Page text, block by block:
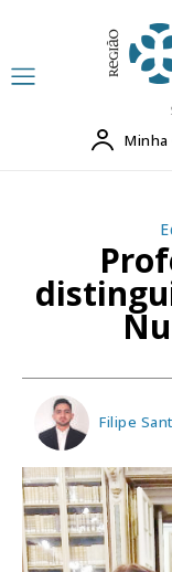
Minha
Filipe